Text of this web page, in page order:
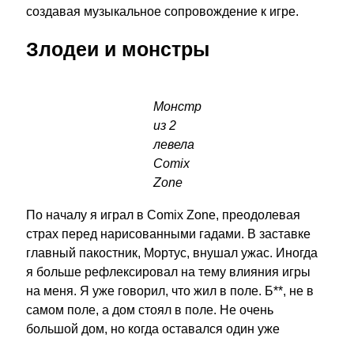
создавая музыкальное сопровождение к игре.
Злодеи и монстры
Монстр
из 2
левела
Comix
Zone
По началу я играл в Comix Zone, преодолевая
страх перед нарисованными гадами. В заставке
главный пакостник, Мортус, внушал ужас. Иногда
я больше рефлексировал на тему влияния игры
на меня. Я уже говорил, что жил в поле. Б**, не в
самом поле, а дом стоял в поле. Не очень
большой дом, но когда оставался один уже